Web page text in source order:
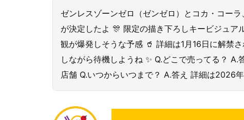
ゼンレスゾーンゼロ（ゼンゼロ）とコカ・コー
が決定したよ 🎊 限定の描き下ろしキービジュア
観が爆発しそうな予感 🥤 詳細は1月16日に解禁
しながら待機しようね ✨ Q.どこで売ってる？
店舗 Q.いつからいつまで？ A.答え 詳細は2026